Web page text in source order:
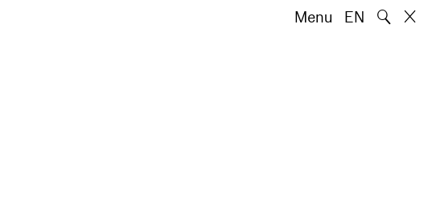
Menu EN 🔍